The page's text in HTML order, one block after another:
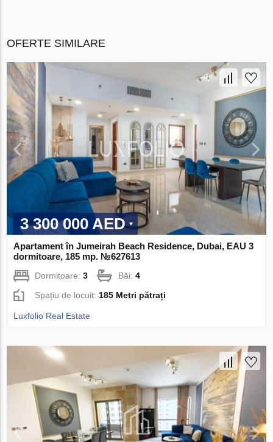
OFERTE SIMILARE
3 300 000 AED
Apartament în Jumeirah Beach Residence, Dubai, EAU 3
dormitoare, 185 mp. №627613
Dormitoare:3 Băi:4
Spațiu de locuit:185 Metri pătrați
Luxfolio Real Estate